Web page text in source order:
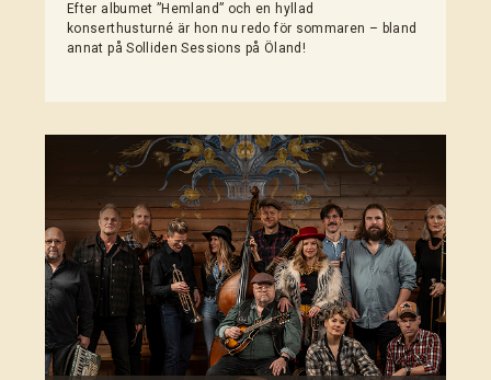
Efter albumet ”Hemland” och en hyllad
konserthusturné är hon nu redo för sommaren – bland
annat på Solliden Sessions på Öland!